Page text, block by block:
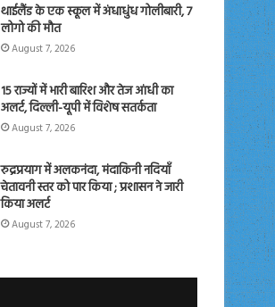
थाईलैंड के एक स्कूल में अंधाधुंध गोलीबारी, 7
लोगो की मौत
August 7, 2026
15 राज्यों में भारी बारिश और तेज आंधी का
अलर्ट, दिल्ली-यूपी में विशेष सतर्कता
August 7, 2026
रुद्रप्रयाग में अलकनंदा, मंदाकिनी नदियाँ
चेतावनी स्तर को पार किया ; प्रशासन ने जारी
किया अलर्ट
August 7, 2026